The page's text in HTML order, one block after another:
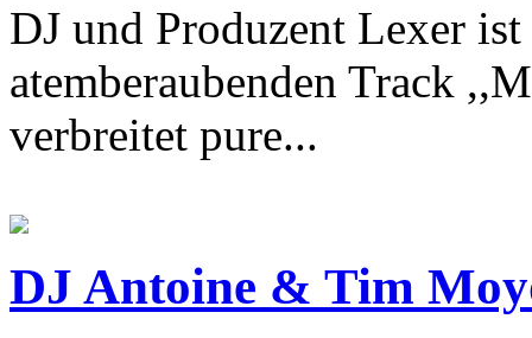
DJ und Produzent Lexer
atemberaubenden Track
verbreitet pure...
DJ Antoine & Tim